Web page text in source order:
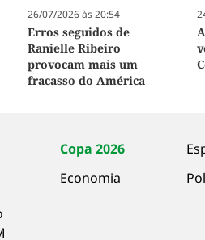
26/07/2026 às 20:54
Erros seguidos de
Ranielle Ribeiro
provocam mais um
fracasso do América
Copa 2026
Economia